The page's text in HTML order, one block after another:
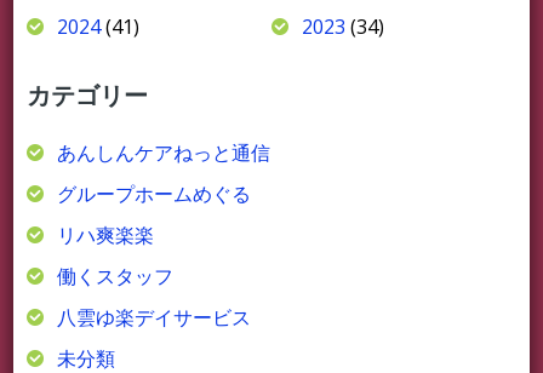
2024(41) 2023 (34)
カテゴリー
あんしんケアねっと通信
グループホームめぐる
リハ爽楽楽
働くスタッフ
八雲ゆ楽デイサービス
未分類